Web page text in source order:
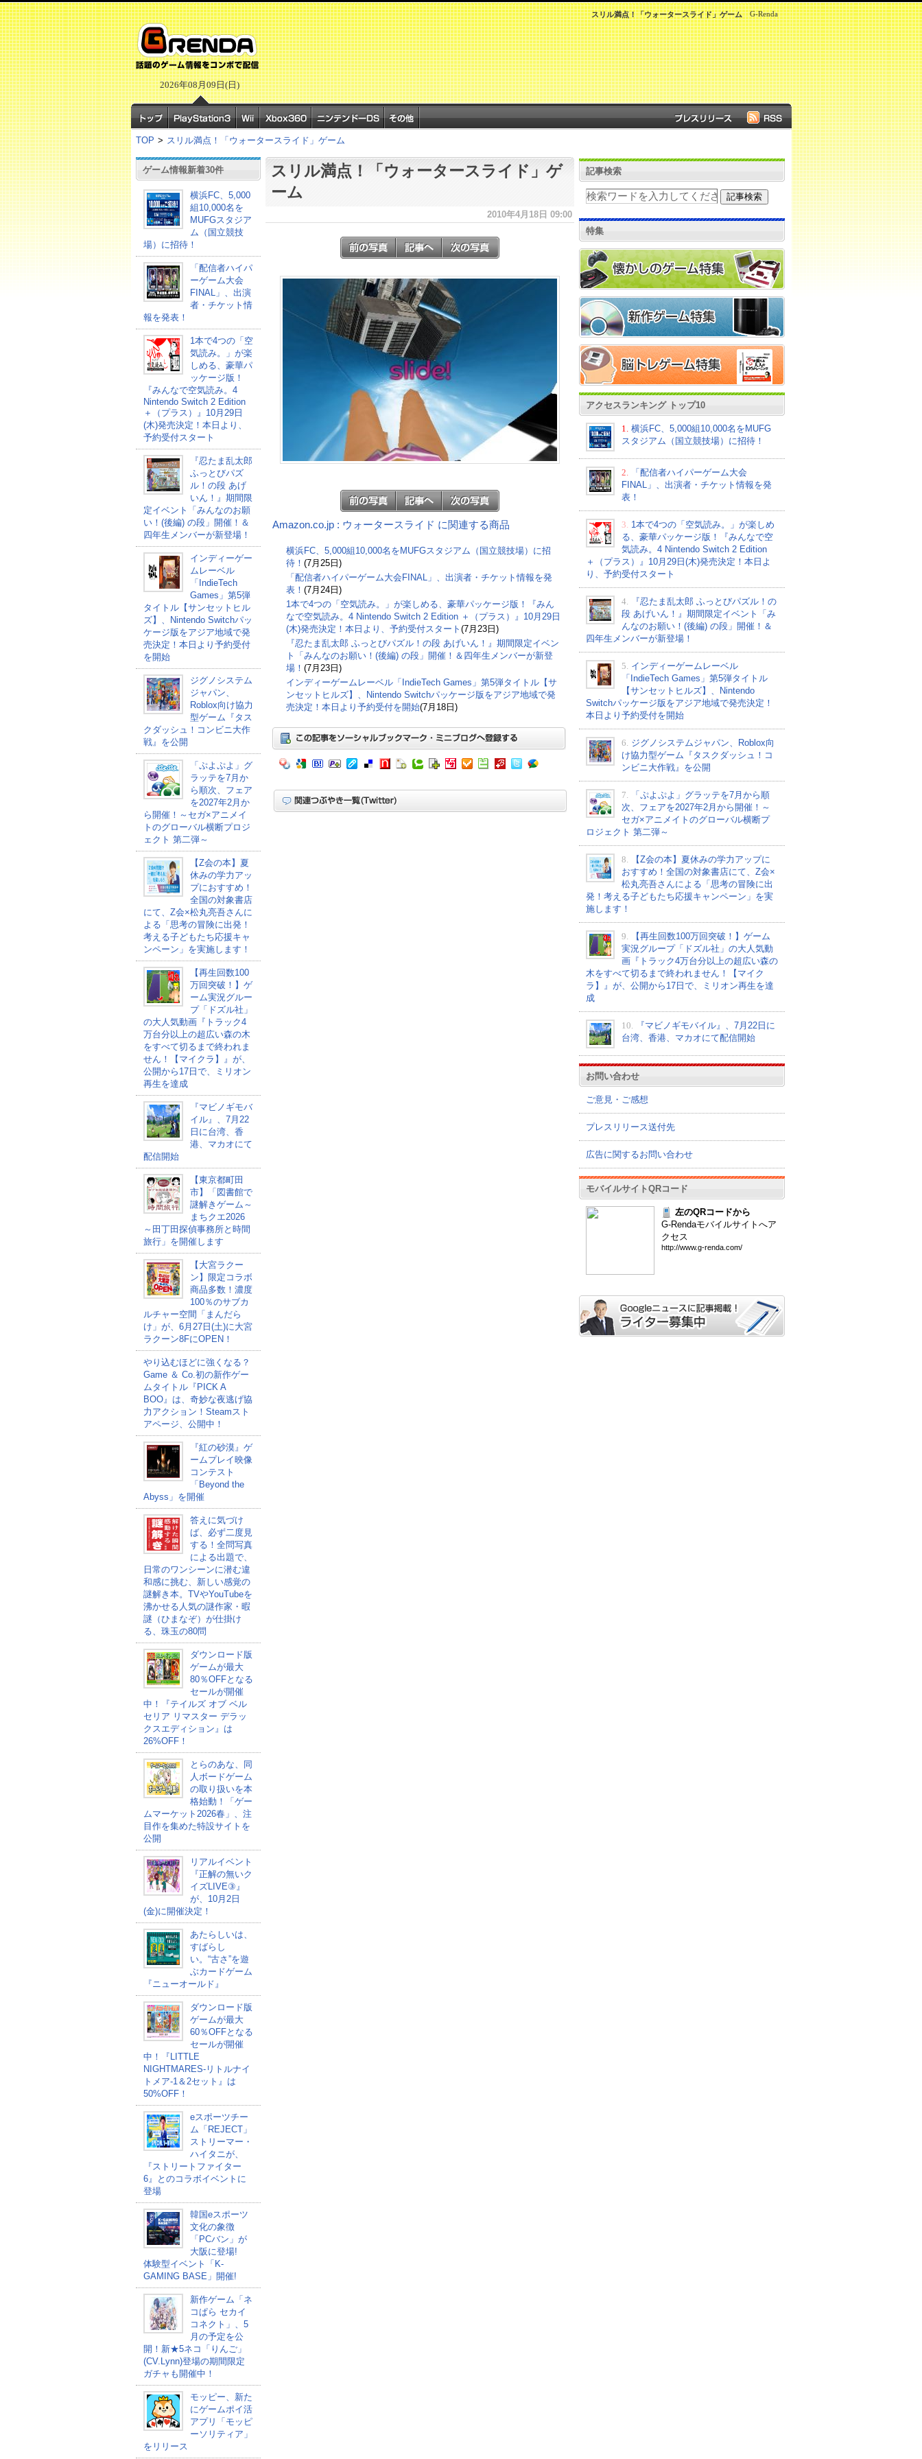
2026年08月09日(日)
G-Renda
スリル満点！「ウォータースライド」ゲーム
TOP > スリル満点！「ウォータースライド」ゲーム
ゲーム情報新着30件
横浜FC、5,000
組10,000名を
MUFGスタジア
ム（国立競技
場）に招待！
「配信者ハイパ
ーゲーム大会
FINAL」、出演
者・チケット情
報を発表！
1本で4つの「空
気読み。」が楽
しめる、豪華パ
ッケージ版！
『みんなで空気読み。4
Nintendo Switch 2 Edition
＋（プラス）』10月29日
(木)発売決定！本日より、
予約受付スタート
『忍たま乱太郎
ふっとびパズ
ル！の段 あげ
いん！』期間限
定イベント「みんなのお願
い！(後編) の段」開催！＆
四年生メンバーが新登場！
インディーゲー
ムレーベル
「IndieTech
Games」第5弾
タイトル【サンセットヒル
ズ】、Nintendo Switchパッ
ケージ版をアジア地域で発
売決定！本日より予約受付
を開始
ジグノシステム
ジャパン、
Roblox向け協力
型ゲーム『タス
クダッシュ！コンビニ大作
戦』を公開
「ぷよぷよ」グ
ラッテを7月か
ら順次、フェア
を2027年2月か
ら開催！～セガ×アニメイ
トのグローバル横断プロジ
ェクト 第二弾～
【Z会の本】夏
休みの学力アッ
プにおすすめ！
全国の対象書店
にて、Z会×松丸亮吾さんに
よる「思考の冒険に出発！
考える子どもたち応援キャ
ンペーン」を実施します！
【再生回数100
万回突破！】ゲ
ーム実況グルー
プ「ドズル社」
の大人気動画『トラック4
万台分以上の超広い森の木
をすべて切るまで終われま
せん！【マイクラ】』が、
公開から17日で、ミリオン
再生を達成
『マビノギモバ
イル』、7月22
日に台湾、香
港、マカオにて
配信開始
【東京都町田
市】「図書館で
謎解きゲーム～
まちクエ2026
～田丁田探偵事務所と時間
旅行」を開催します
【大宮ラクー
ン】限定コラボ
商品多数！濃度
100％のサブカ
ルチャー空間「まんだら
け」が、6月27日(土)に大宮
ラクーン8FにOPEN！
やり込むほどに強くなる？
Game ＆ Co.初の新作ゲー
ムタイトル『PICK A
BOO』は、奇妙な夜逃げ協
力アクション！Steamスト
アページ、公開中！
『紅の砂漠』ゲ
ームプレイ映像
コンテスト
「Beyond the
Abyss」を開催
答えに気づけ
ば、必ず二度見
する！全問写真
による出題で、
日常のワンシーンに潜む違
和感に挑む、新しい感覚の
謎解き本。TVやYouTubeを
沸かせる人気の謎作家・暇
謎（ひまなぞ）が仕掛け
る、珠玉の80問
ダウンロード版
ゲームが最大
80％OFFとなる
セールが開催
中！『テイルズ オブ ベル
セリア リマスター デラッ
クスエディション』は
26%OFF！
とらのあな、同
人ボードゲーム
の取り扱いを本
格始動！「ゲー
ムマーケット2026春」、注
目作を集めた特設サイトを
公開
リアルイベント
『正解の無いク
イズLIVE③』
が、10月2日
(金)に開催決定！
あたらしいは、
すばらし
い。“古さ”を遊
ぶカードゲーム
『ニューオールド』
ダウンロード版
ゲームが最大
60％OFFとなる
セールが開催
中！『LITTLE
NIGHTMARES-リトルナイ
トメア-1＆2セット』は
50%OFF！
eスポーツチー
ム「REJECT」
ストリーマー・
ハイタニが、
『ストリートファイター
6』とのコラボイベントに
登場
韓国eスポーツ
文化の象徴
「PCバン」が
大阪に登場!
体験型イベント「K-
GAMING BASE」開催!
新作ゲーム「ネ
コぱら セカイ
コネクト」、5
月の予定を公
開！新★5ネコ「りんご」
(CV.Lynn)登場の期間限定
ガチャも開催中！
モッピー、新た
にゲームポイ活
アプリ「モッピ
ーソリティア」
をリリース
スリル満点！「ウォータースライド」ゲ
ーム
2010年4月18日 09:00
Amazon.co.jp : ウォータースライド に関連する商品
横浜FC、5,000組10,000名をMUFGスタジアム（国立競技場）に招
待！ (7月25日)
「配信者ハイパーゲーム大会FINAL」、出演者・チケット情報を発
表！ (7月24日)
1本で4つの「空気読み。」が楽しめる、豪華パッケージ版！『みん
なで空気読み。4 Nintendo Switch 2 Edition ＋（プラス）』10月29日
(木)発売決定！本日より、予約受付スタート (7月23日)
『忍たま乱太郎 ふっとびパズル！の段 あげいん！』期間限定イベン
ト「みんなのお願い！(後編) の段」開催！＆四年生メンバーが新登
場！ (7月23日)
インディーゲームレーベル「IndieTech Games」第5弾タイトル【サ
ンセットヒルズ】、Nintendo Switchパッケージ版をアジア地域で発
売決定！本日より予約受付を開始(7月18日)
記事検索
特集
アクセスランキング トップ10
1.
横浜FC、5,000組10,000名をMUFG
スタジアム（国立競技場）に招待！
2.
「配信者ハイパーゲーム大会
FINAL」、出演者・チケット情報を発
表！
3. 1本で4つの「空気読み。」が楽しめ
る、豪華パッケージ版！『みんなで空
気読み。4 Nintendo Switch 2 Edition
＋（プラス）』10月29日(木)発売決定！本日よ
り、予約受付スタート
4.
『忍たま乱太郎 ふっとびパズル！の
段 あげいん！』期間限定イベント「み
んなのお願い！(後編) の段」開催！＆
四年生メンバーが新登場！
5. インディーゲームレーベル
「IndieTech Games」第5弾タイトル
【サンセットヒルズ】、Nintendo
Switchパッケージ版をアジア地域で発売決定！
本日より予約受付を開始
6. ジグノシステムジャパン、Roblox向
け協力型ゲーム『タスクダッシュ！コ
ンビニ大作戦』を公開
7.
「ぷよぷよ」グラッテを7月から順
次、フェアを2027年2月から開催！～
セガ×アニメイトのグローバル横断プ
ロジェクト 第二弾～
8.
【Z会の本】夏休みの学力アップに
おすすめ！全国の対象書店にて、Z会×
松丸亮吾さんによる「思考の冒険に出
発！考える子どもたち応援キャンペーン」を実
施します！
9.
【再生回数100万回突破！】ゲーム
実況グループ「ドズル社」の大人気動
画『トラック4万台分以上の超広い森の
木をすべて切るまで終われません！【マイク
ラ】』が、公開から17日で、ミリオン再生を達
成
10.
『マビノギモバイル』、7月22日に
台湾、香港、マカオにて配信開始
お問い合わせ
ご意見・ご感想
プレスリリース送付先
広告に関するお問い合わせ
モバイルサイトQRコード
左のQRコードから
G-Rendaモバイルサイトへア
クセス
http://www.g-renda.com/